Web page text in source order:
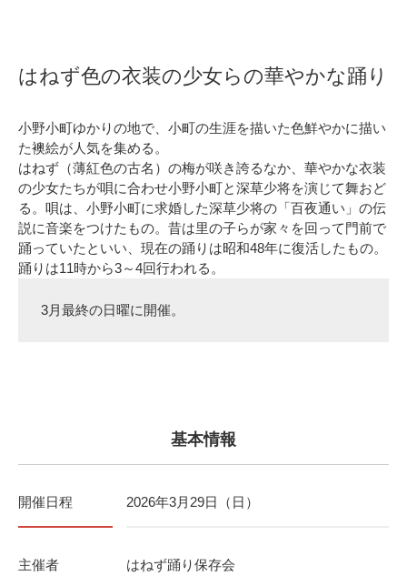
はねず色の衣装の少女らの華やかな踊り
小野小町ゆかりの地で、小町の生涯を描いた色鮮やかに描い
た襖絵が人気を集める。
はねず（薄紅色の古名）の梅が咲き誇るなか、華やかな衣装
の少女たちが唄に合わせ小野小町と深草少将を演じて舞おど
る。唄は、小野小町に求婚した深草少将の「百夜通い」の伝
説に音楽をつけたもの。昔は里の子らが家々を回って門前で
踊っていたといい、現在の踊りは昭和48年に復活したもの。
踊りは11時から3～4回行われる。
3月最終の日曜に開催。
基本情報
開催日程 2026年3月29日（日）
主催者 はねず踊り保存会